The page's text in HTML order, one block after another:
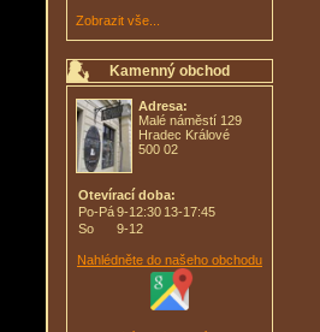
Zobrazit vše...
Kamenný obchod
Adresa:
Malé náměstí 129
Hradec Králové
500 02
Otevírací doba:
Po-Pá9-12:30 13-17:45
So
9-12
Nahlédněte do našeho obchodu